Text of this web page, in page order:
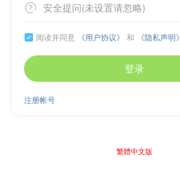
 安全提问(未设置请忽略)
 阅读并同意 《用户协议》 和 《隐私声明》
登录
注册帐号
繁體中文版